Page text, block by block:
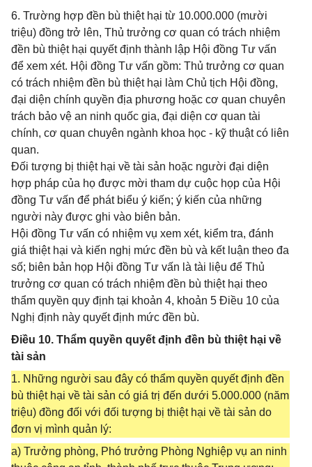
6. Trường hợp đền bù thiệt hại từ 10.000.000 (mười
triệu) đồng trở lên, Thủ trưởng cơ quan có trách nhiệm
đền bù thiệt hại quyết định thành lập Hội đồng Tư vấn
để xem xét. Hội đồng Tư vấn gồm: Thủ trưởng cơ quan
có trách nhiệm đền bù thiệt hại làm Chủ tịch Hội đồng,
đại diện chính quyền địa phương hoặc cơ quan chuyên
trách bảo vệ an ninh quốc gia, đại diện cơ quan tài
chính, cơ quan chuyên ngành khoa học - kỹ thuật có liên
quan.
Đối tượng bị thiệt hại về tài sản hoặc người đại diện
hợp pháp của họ được mời tham dự cuộc họp của Hội
đồng Tư vấn để phát biểu ý kiến; ý kiến của những
người này được ghi vào biên bản.
Hội đồng Tư vấn có nhiệm vụ xem xét, kiểm tra, đánh
giá thiệt hại và kiến nghị mức đền bù và kết luận theo đa
số; biên bản họp Hội đồng Tư vấn là tài liệu để Thủ
trưởng cơ quan có trách nhiệm đền bù thiệt hại theo
thẩm quyền quy định tại khoản 4, khoản 5 Điều 10 của
Nghị định này quyết định mức đền bù.
Điều 10. Thẩm quyền quyết định đền bù thiệt hại về
tài sản
1. Những người sau đây có thẩm quyền quyết định đền
bù thiệt hại về tài sản có giá trị đến dưới 5.000.000 (năm
triệu) đồng đối với đối tượng bị thiệt hại về tài sản do
đơn vị mình quản lý:
a) Trưởng phòng, Phó trưởng Phòng Nghiệp vụ an ninh